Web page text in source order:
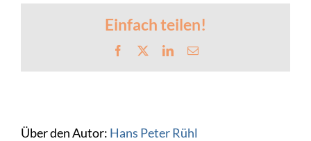
Entscheider!“
Einfach teilen!
Facebook LinkedIn
E-
Über den Autor: Hans Peter Rühl